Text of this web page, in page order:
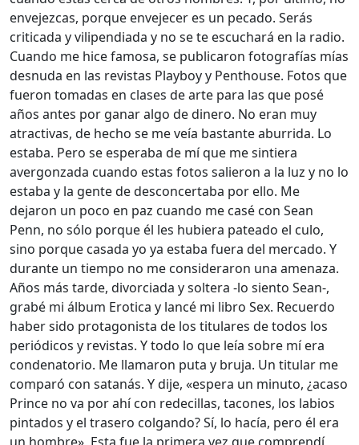
envejezcas, porque envejecer es un pecado. Serás
criticada y vilipendiada y no se te escuchará en la radio.
Cuando me hice famosa, se publicaron fotografías mías
desnuda en las revistas Playboy y Penthouse. Fotos que
fueron tomadas en clases de arte para las que posé
años antes por ganar algo de dinero. No eran muy
atractivas, de hecho se me veía bastante aburrida. Lo
estaba. Pero se esperaba de mí que me sintiera
avergonzada cuando estas fotos salieron a la luz y no lo
estaba y la gente de desconcertaba por ello. Me
dejaron un poco en paz cuando me casé con Sean
Penn, no sólo porque él les hubiera pateado el culo,
sino porque casada yo ya estaba fuera del mercado. Y
durante un tiempo no me consideraron una amenaza.
Años más tarde, divorciada y soltera -lo siento Sean-,
grabé mi álbum Erotica y lancé mi libro Sex. Recuerdo
haber sido protagonista de los titulares de todos los
periódicos y revistas. Y todo lo que leía sobre mí era
condenatorio. Me llamaron puta y bruja. Un titular me
comparó con satanás. Y dije, «espera un minuto, ¿acaso
Prince no va por ahí con redecillas, tacones, los labios
pintados y el trasero colgando? Sí, lo hacía, pero él era